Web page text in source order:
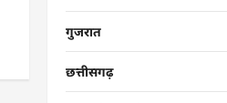
गुजरात
छत्तीसगढ़